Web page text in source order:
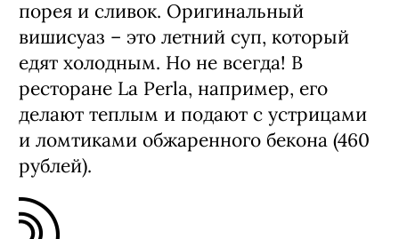
порея и сливок. Оригинальный
вишисуаз – это летний суп, который
едят холодным. Но не всегда! В
ресторане La Perla, например, его
делают теплым и подают с устрицами
и ломтиками обжаренного бекона (460
рублей).